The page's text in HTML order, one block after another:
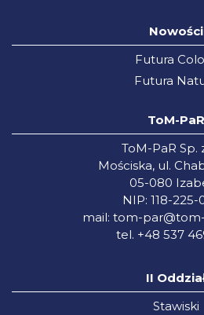
Nowości
Futura
Futura
ToM-PaR
ToM-PaR Sp.
Mościska, ul.
05-080
NIP: 118-225-
mail: tom-
tel. +48 537
II
Stawiski